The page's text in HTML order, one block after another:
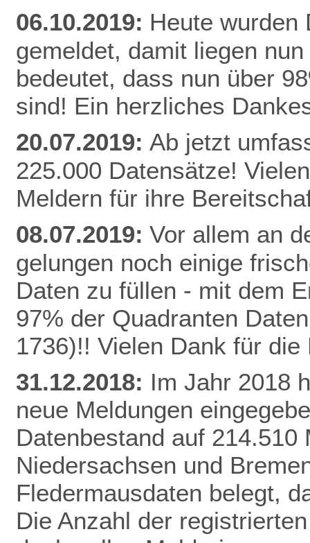
06.10.2019: Heute wurden
gemeldet, damit liegen
bedeutet, dass nun über
sind! Ein herzliches
20.07.2019: Ab jetzt
225.000 Datensätze!
Meldern für ihre
08.07.2019: Vor allem an
gelungen noch einige
Daten zu füllen - mit dem
97% der Quadranten
1736)!! Vielen Dank für die
31.12.2018: Im Jahr 2018
neue Meldungen
Datenbestand auf
Niedersachsen und
Fledermausdaten belegt,
Die Anzahl der